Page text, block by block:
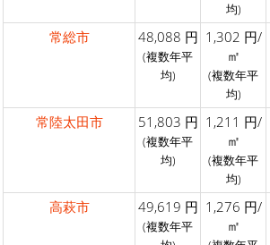
均)
常総市 48,088 円
(複数年平
均)
1,302 円/
㎡
(複数年平
均)
常陸太田市 51,803 円
(複数年平
均)
1,211 円/
㎡
(複数年平
均)
高萩市 49,619 円
(複数年平
1,276 円/
㎡